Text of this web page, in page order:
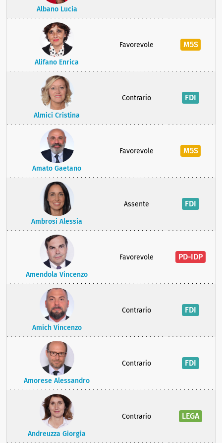
Albano Lucia
Alifano Enrica
Favorevole M5S
Almici Cristina
Contrario FDI
Amato Gaetano
Favorevole M5S
Ambrosi Alessia
Assente FDI
Amendola Vincenzo
Favorevole PD-IDP
Amich Vincenzo
Contrario FDI
Amorese Alessandro
Contrario FDI
Andreuzza Giorgia
Contrario LEGA